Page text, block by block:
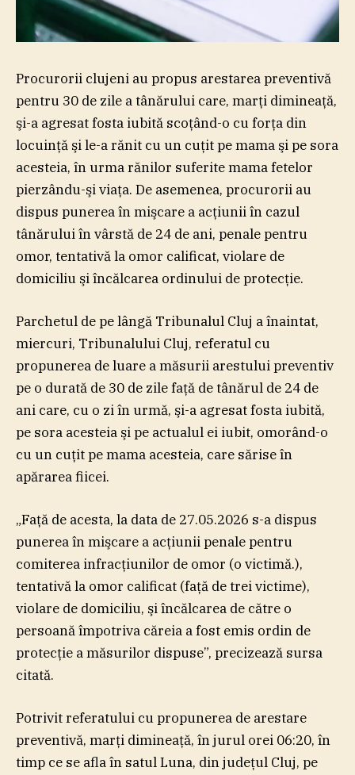
Procurorii clujeni au propus arestarea preventivă
pentru 30 de zile a tânărului care, marţi dimineaţă,
şi-a agresat fosta iubită scoţând-o cu forţa din
locuinţă şi le-a rănit cu un cuţit pe mama şi pe sora
acesteia, în urma rănilor suferite mama fetelor
pierzându-şi viaţa. De asemenea, procurorii au
dispus punerea în mişcare a acţiunii în cazul
tânărului în vârstă de 24 de ani, penale pentru
omor, tentativă la omor calificat, violare de
domiciliu şi încălcarea ordinului de protecţie.
Parchetul de pe lângă Tribunalul Cluj a înaintat,
miercuri, Tribunalului Cluj, referatul cu
propunerea de luare a măsurii arestului preventiv
pe o durată de 30 de zile faţă de tânărul de 24 de
ani care, cu o zi în urmă, şi-a agresat fosta iubită,
pe sora acesteia şi pe actualul ei iubit, omorând-o
cu un cuţit pe mama acesteia, care sărise în
apărarea fiicei.
„Faţă de acesta, la data de 27.05.2026 s-a dispus
punerea în mişcare a acţiunii penale pentru
comiterea infracţiunilor de omor (o victimă.),
tentativă la omor calificat (faţă de trei victime),
violare de domiciliu, şi încălcarea de către o
persoană împotriva căreia a fost emis ordin de
protecţie a măsurilor dispuse”, precizează sursa
citată.
Potrivit referatului cu propunerea de arestare
preventivă, marţi dimineaţă, în jurul orei 06:20, în
timp ce se afla în satul Luna, din judeţul Cluj, pe